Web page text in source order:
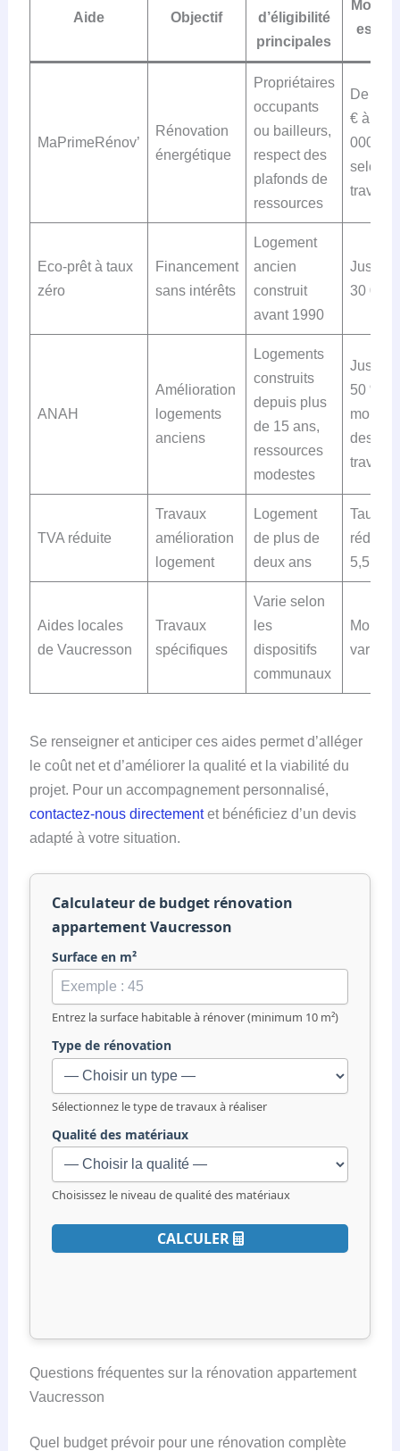
Aide Objectif
d’éligibilité
principales
MaPrimeRénov’
Rénovation
énergétique
Propriétaires
occupants
ou bailleurs,
respect des
plafonds de
ressources
De 1
€ à 20
000 €
selon
travaux
Eco-prêt à taux
zéro
Financement
sans intérêts
Logement
ancien
construit
avant 1990
Jusqu’à
30 000
ANAH
Amélioration
logements
anciens
Logements
construits
depuis plus
de 15 ans,
ressources
modestes
Jusqu’à
50 %
montant
des
travaux
TVA réduite
Travaux
amélioration
logement
Logement
de plus de
deux ans
Taux
réduit à
5,5 %
Aides locales
de Vaucresson
Travaux
spécifiques
Varie selon
les
dispositifs
communaux
Se renseigner et anticiper ces aides permet d’alléger
le coût net et d’améliorer la qualité et la viabilité du
projet. Pour un accompagnement personnalisé,
contactez-nous directementet bénéficiez d’un devis
adapté à votre situation.
Calculateur de budget rénovation
appartement Vaucresson
Ce formulaire permet d’estimer le budget
Surface en m²
Entrez la surface habitable à rénover (minimum 10 m²)
Type de rénovation
Sélectionnez le type de travaux à réaliser
Qualité des matériaux
Choisissez le niveau de qualité des matériaux
CALCULER
Questions fréquentes sur la rénovation appartement
Vaucresson
Quel budget prévoir pour une rénovation complète